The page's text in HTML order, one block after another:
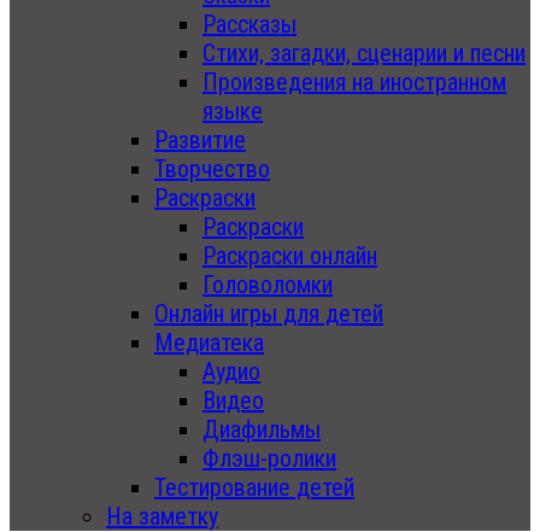
Рассказы
Стихи, загадки, сценарии и песни
Произведения на иностранном
языке
Развитие
Творчество
Раскраски
Раскраски
Раскраски онлайн
Головоломки
Онлайн игры для детей
Медиатека
Аудио
Видео
Диафильмы
Флэш-ролики
Тестирование детей
На заметку